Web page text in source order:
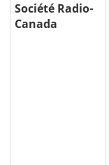
Société Radio-
Canada